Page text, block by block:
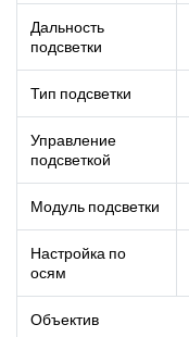
Дальность
подсветки
Тип подсветки
Управление
подсветкой
Модуль подсветки
Настройка по
осям
Объектив